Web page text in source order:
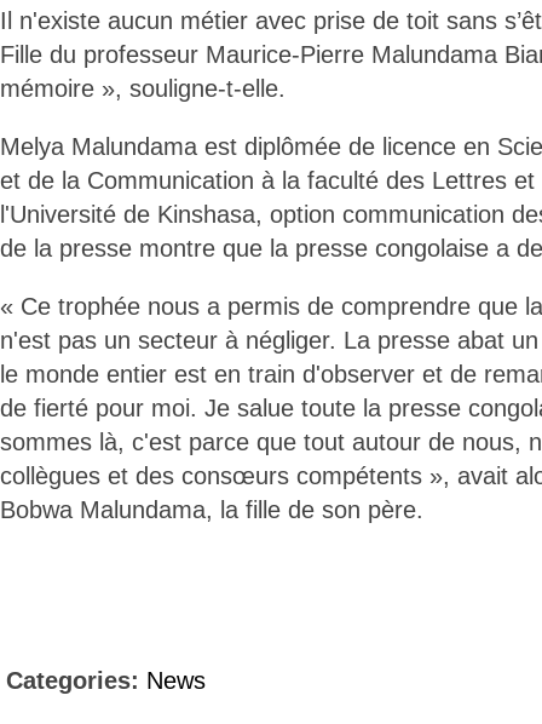
Il n'existe aucun métier avec prise de toit sans
Fille du professeur Maurice-Pierre Malundama
mémoire », souligne-t-elle.
Melya Malundama est diplômée de licence en
et de la Communication à la faculté des Lettres
l'Université de Kinshasa, option communication
de la presse montre que la presse congolaise a
« Ce trophée nous a permis de comprendre que
n'est pas un secteur à négliger. La presse abat
le monde entier est en train d'observer et de
de fierté pour moi. Je salue toute la presse
sommes là, c'est parce que tout autour de nous,
collègues et des consœurs compétents », avait
Bobwa Malundama, la fille de son père.
Categories: News